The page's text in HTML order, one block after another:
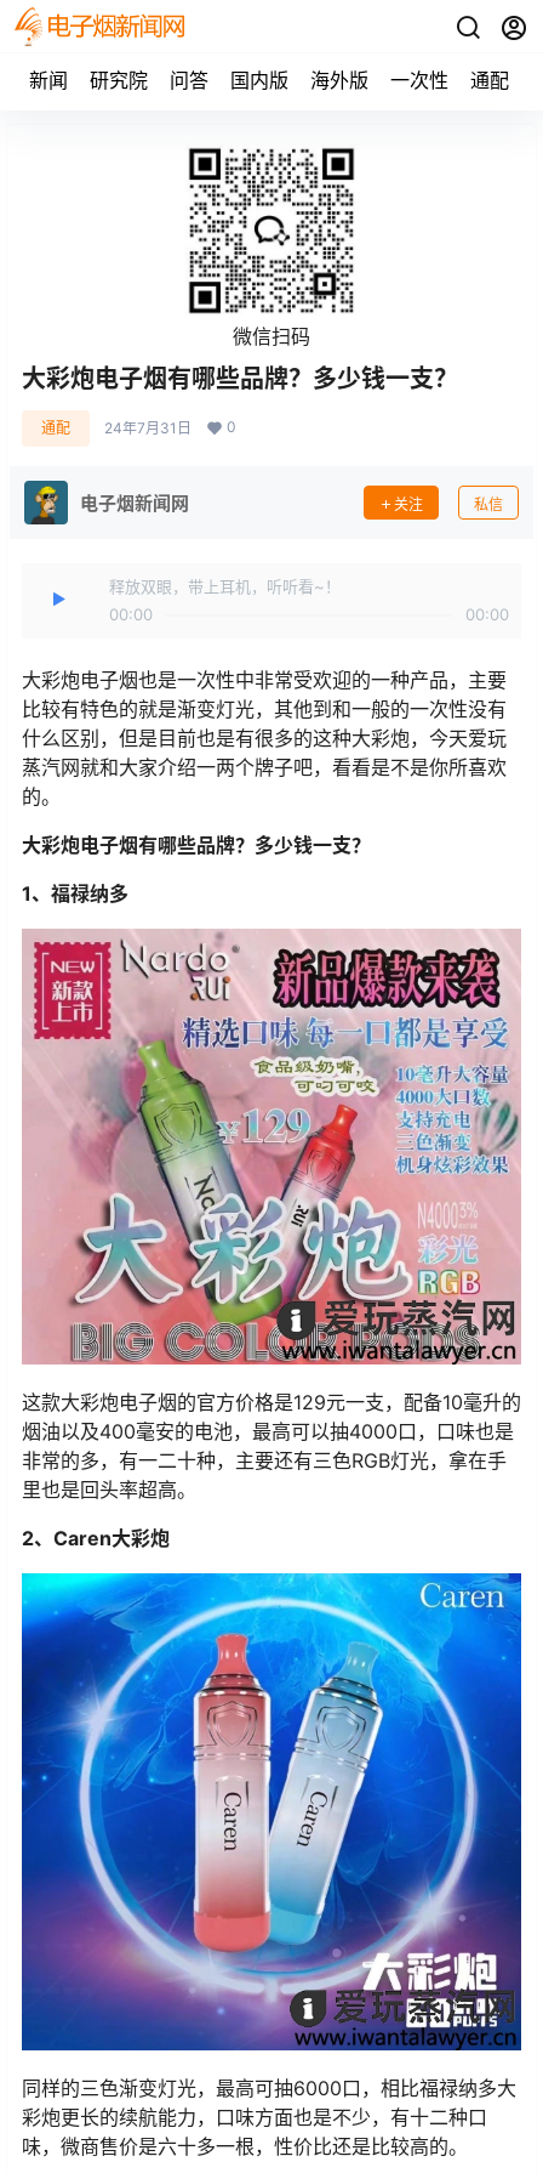
新闻 研究院 问答 国内版 海外版 一次性 通配
微信扫码
大彩炮电子烟有哪些品牌？多少钱一支？
通配 24年7月31日 0
电子烟新闻网 关注 私信
释放双眼，带上耳机，听听看~！
00:00
00:00
大彩炮电子烟也是一次性中非常受欢迎的一种产品，主要
比较有特色的就是渐变灯光，其他到和一般的一次性没有
什么区别，但是目前也是有很多的这种大彩炮，今天爱玩
蒸汽网就和大家介绍一两个牌子吧，看看是不是你所喜欢
的。
大彩炮电子烟有哪些品牌？多少钱一支？
1、福禄纳多
这款大彩炮电子烟的官方价格是129元一支，配备10毫升的
烟油以及400毫安的电池，最高可以抽4000口，口味也是
非常的多，有一二十种，主要还有三色RGB灯光，拿在手
里也是回头率超高。
2、Caren大彩炮
同样的三色渐变灯光，最高可抽6000口，相比福禄纳多大
彩炮更长的续航能力，口味方面也是不少，有十二种口
味，微商售价是六十多一根，性价比还是比较高的。